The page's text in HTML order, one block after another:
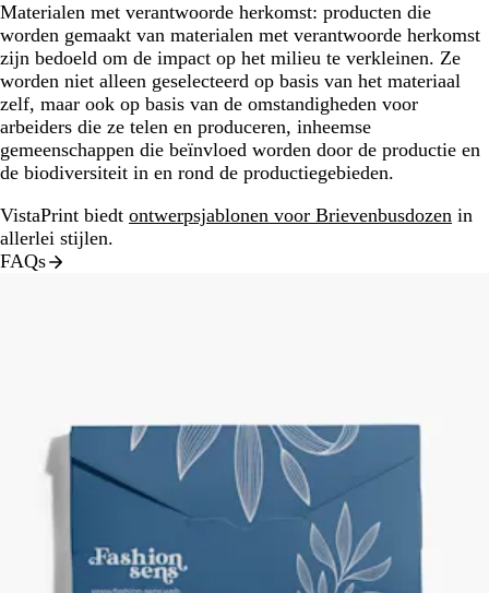
Materialen met verantwoorde herkomst: producten die
worden gemaakt van materialen met verantwoorde herkomst
zijn bedoeld om de impact op het milieu te verkleinen. Ze
worden niet alleen geselecteerd op basis van het materiaal
zelf, maar ook op basis van de omstandigheden voor
arbeiders die ze telen en produceren, inheemse
gemeenschappen die beïnvloed worden door de productie en
de biodiversiteit in en rond de productiegebieden.
VistaPrint biedt ontwerpsjablonen voor Brievenbusdozen in
allerlei stijlen.
FAQs